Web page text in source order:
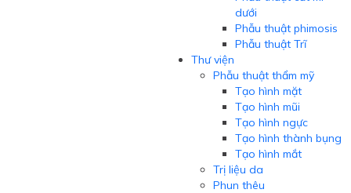
dưới
Phẫu thuật phimosis
Phẫu thuật Trĩ
Thư viện
Phẫu thuật thẩm mỹ
Tạo hình mặt
Tạo hình mũi
Tạo hình ngực
Tạo hình thành bụng
Tạo hình mắt
Trị liệu da
Phun thêu